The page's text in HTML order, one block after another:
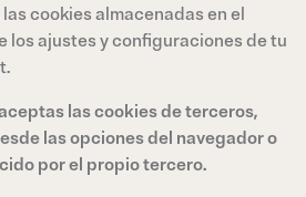
cookies almacenadas en el
los ajustes y configuraciones de tu
las cookies de terceros,
las opciones del navegador o
por el propio tercero.